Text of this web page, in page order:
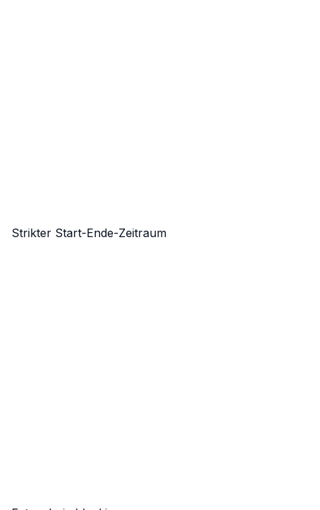
Strikter Start-Ende-Zeitraum